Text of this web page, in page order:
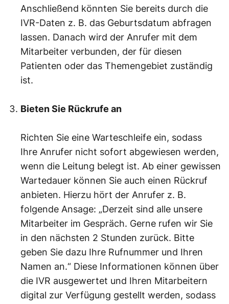
Anschließend könnten Sie bereits durch die
IVR-Daten z. B. das Geburtsdatum abfragen
lassen. Danach wird der Anrufer mit dem
Mitarbeiter verbunden, der für diesen
Patienten oder das Themengebiet zuständig
ist.
Bieten Sie Rückrufe an
Richten Sie eine Warteschleife ein, sodass
Ihre Anrufer nicht sofort abgewiesen werden,
wenn die Leitung belegt ist. Ab einer gewissen
Wartedauer können Sie auch einen Rückruf
anbieten. Hierzu hört der Anrufer z. B.
folgende Ansage: „Derzeit sind alle unsere
Mitarbeiter im Gespräch. Gerne rufen wir Sie
in den nächsten 2 Stunden zurück. Bitte
geben Sie dazu Ihre Rufnummer und Ihren
Namen an.“ Diese Informationen können über
die IVR ausgewertet und Ihren Mitarbeitern
digital zur Verfügung gestellt werden, sodass